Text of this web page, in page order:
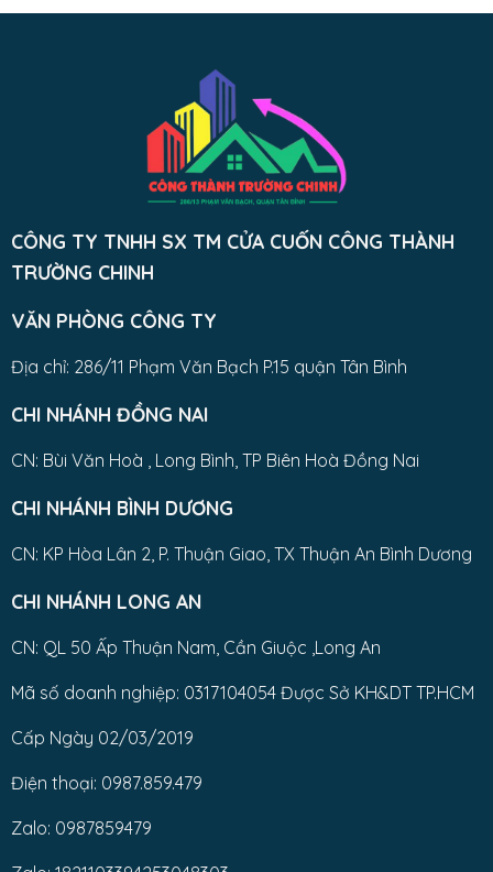
CÔNG TY TNHH SX TM CỬA CUỐN CÔNG THÀNH
TRƯỜNG CHINH
VĂN PHÒNG CÔNG TY
Địa chỉ: 286/11 Phạm Văn Bạch P.15 quận Tân Bình
CHI NHÁNH ĐỒNG NAI
CN: Bùi Văn Hoà , Long Bình, TP Biên Hoà Đồng Nai
CHI NHÁNH BÌNH DƯƠNG
CN: KP Hòa Lân 2, P. Thuận Giao, TX Thuận An Bình Dương
CHI NHÁNH LONG AN
CN: QL 50 Ấp Thuận Nam, Cần Giuộc ,Long An
Mã số doanh nghiệp: 0317104054 Được Sở KH&DT TP.HCM
Cấp Ngày 02/03/2019
Điện thoại: 0987.859.479
Zalo: 0987859479